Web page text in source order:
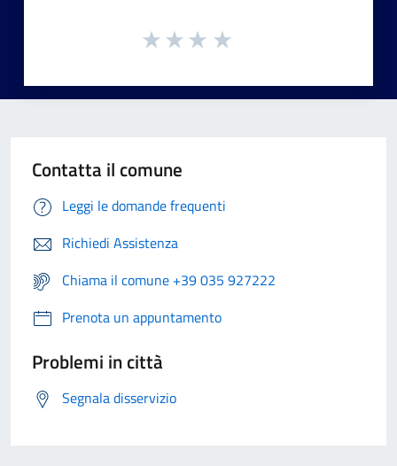
Contatta il comune
Leggi le domande frequenti
Richiedi Assistenza
Chiama il comune +39 035 927222
Prenota un appuntamento
Problemi in città
Segnala disservizio